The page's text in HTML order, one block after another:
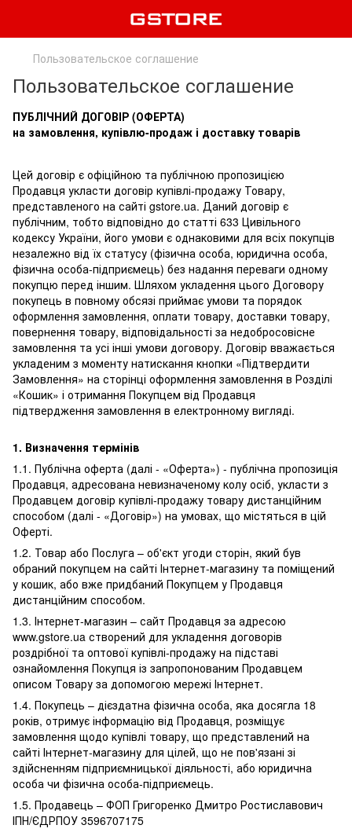
Пользовательское соглашение
Пользовательское соглашение
ПУБЛІЧНИЙ ДОГОВІР (ОФЕРТА)
на замовлення, купівлю-продаж і доставку товарів
Цей договір є офіційною та публічною пропозицією
Продавця укласти договір купівлі-продажу Товару,
представленого на сайті gstore.ua. Даний договір є
публічним, тобто відповідно до статті 633 Цивільного
кодексу України, його умови є однаковими для всіх покупців
незалежно від їх статусу (фізична особа, юридична особа,
фізична особа-підприємець) без надання переваги одному
покупцю перед іншим. Шляхом укладення цього Договору
покупець в повному обсязі приймає умови та порядок
оформлення замовлення, оплати товару, доставки товару,
повернення товару, відповідальності за недобросовісне
замовлення та усі інші умови договору. Договір вважається
укладеним з моменту натискання кнопки «Підтвердити
Замовлення» на сторінці оформлення замовлення в Розділі
«Кошик» і отримання Покупцем від Продавця
підтвердження замовлення в електронному вигляді.
1. Визначення термінів
1.1. Публічна оферта (далі - «Оферта») - публічна пропозиція
Продавця, адресована невизначеному колу осіб, укласти з
Продавцем договір купівлі-продажу товару дистанційним
способом (далі - «Договір») на умовах, що містяться в цій
Оферті.
1.2. Товар або Послуга – об'єкт угоди сторін, який був
обраний покупцем на сайті Інтернет-магазину та поміщений
у кошик, або вже придбаний Покупцем у Продавця
дистанційним способом.
1.3. Інтернет-магазин – сайт Продавця за адресою
www.gstore.ua створений для укладення договорів
роздрібної та оптової купівлі-продажу на підставі
ознайомлення Покупця із запропонованим Продавцем
описом Товару за допомогою мережі Інтернет.
1.4. Покупець – дієздатна фізична особа, яка досягла 18
років, отримує інформацію від Продавця, розміщує
замовлення щодо купівлі товару, що представлений на
сайті Інтернет-магазину для цілей, що не пов'язані зі
здійсненням підприємницької діяльності, або юридична
особа чи фізична особа-підприємець.
1.5. Продавець – ФОП Григоренко Дмитро Ростиславович
ІПН/ЄДРПОУ 3596707175